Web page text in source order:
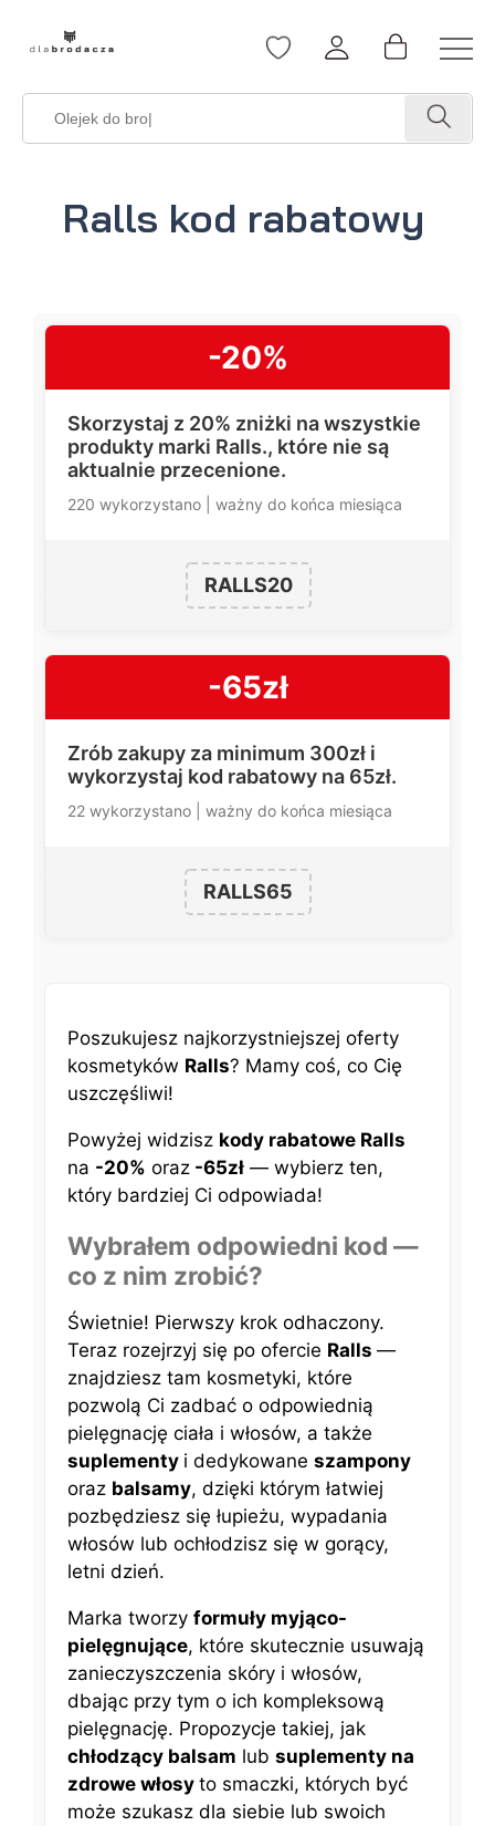
Ralls kod rabatowy
-20%
Skorzystaj z 20% zniżki na wszystkie
produkty marki Ralls., które nie są
aktualnie przecenione.
220 wykorzystano | ważny do końca miesiąca
RALLS20
-65zł
Zrób zakupy za minimum 300zł i
wykorzystaj kod rabatowy na 65zł.
22 wykorzystano | ważny do końca miesiąca
RALLS65
Poszukujesz najkorzystniejszej oferty
kosmetyków Ralls? Mamy coś, co Cię
uszczęśliwi!
Powyżej widzisz kody rabatowe Ralls
na -20% oraz -65zł — wybierz ten,
który bardziej Ci odpowiada!
Wybrałem odpowiedni kod —
co z nim zrobić?
Świetnie! Pierwszy krok odhaczony.
Teraz rozejrzyj się po ofercie Ralls —
znajdziesz tam kosmetyki, które
pozwolą Ci zadbać o odpowiednią
pielęgnację ciała i włosów, a także
suplementy i dedykowane szampony
oraz balsamy, dzięki którym łatwiej
pozbędziesz się łupieżu, wypadania
włosów lub ochłodzisz się w gorący,
letni dzień.
Marka tworzy formuły myjąco-
pielęgnujące, które skutecznie usuwają
zanieczyszczenia skóry i włosów,
dbając przy tym o ich kompleksową
pielęgnację. Propozycje takiej, jak
chłodzący balsam lub suplementy na
zdrowe włosy to smaczki, których być
może szukasz dla siebie lub swoich